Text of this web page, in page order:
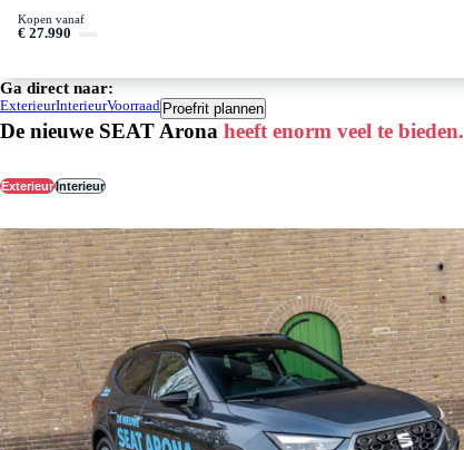
Kopen vanaf
€ 27.990
Ga direct naar:
ExterieurInterieurVoorraad Proefrit plannen
De nieuwe SEAT Arona heeft enorm veel te bieden.
ExterieurInterieur